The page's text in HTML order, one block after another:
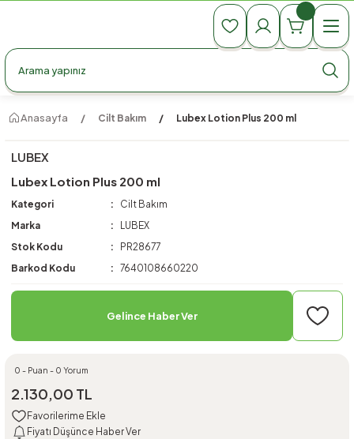
990 TL Üzeri Ücretsiz Kargo
990 TL Üzeri Ücretsiz Kargo
Anasayfa Cilt Bakım Lubex Lotion Plus 200 ml
LUBEX
Lubex Lotion Plus 200 ml
Kategori
Cilt Bakım
Marka
LUBEX
Stok Kodu
PR28677
Barkod Kodu
7640108660220
Gelince Haber Ver
0 - Puan - 0 Yorum
2.130,00 TL
Fiyatı Düşünce Haber Ver